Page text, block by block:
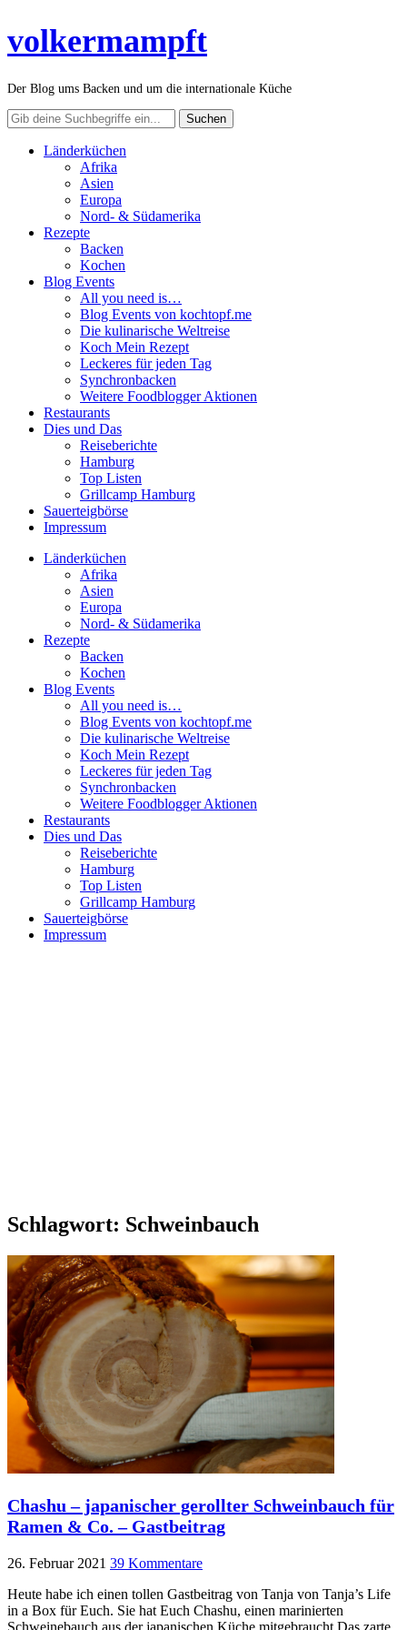
volkermampft
Der Blog ums Backen und um die internationale Küche
Länderküchen
Afrika
Asien
Europa
Nord- & Südamerika
Rezepte
Backen
Kochen
Blog Events
All you need is…
Blog Events von kochtopf.me
Die kulinarische Weltreise
Koch Mein Rezept
Leckeres für jeden Tag
Synchronbacken
Weitere Foodblogger Aktionen
Restaurants
Dies und Das
Reiseberichte
Hamburg
Top Listen
Grillcamp Hamburg
Sauerteigbörse
Impressum
Länderküchen
Afrika
Asien
Europa
Nord- & Südamerika
Rezepte
Backen
Kochen
Blog Events
All you need is…
Blog Events von kochtopf.me
Die kulinarische Weltreise
Koch Mein Rezept
Leckeres für jeden Tag
Synchronbacken
Weitere Foodblogger Aktionen
Restaurants
Dies und Das
Reiseberichte
Hamburg
Top Listen
Grillcamp Hamburg
Sauerteigbörse
Impressum
Schlagwort: Schweinbauch
Chashu – japanischer gerollter Schweinbauch für
Ramen & Co. – Gastbeitrag
26. Februar 2021 39 Kommentare
Heute habe ich einen tollen Gastbeitrag von Tanja von Tanja’s Life
in a Box für Euch. Sie hat Euch Chashu, einen marinierten
Schweinebauch aus der japanischen Küche mitgebraucht.Das zarte,